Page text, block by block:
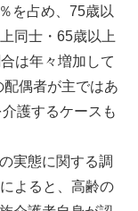
を占め、75歳以
同士・65歳以上
は年々増加して
偶者が主ではあ
護するケースも
実態に関する調
よると、高齢の